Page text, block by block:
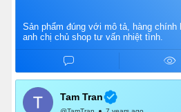
Sản phẩm đúng với mô tả, hàng chính
anh chị chủ shop tư vấn nhiệt tình.
Tam Tran